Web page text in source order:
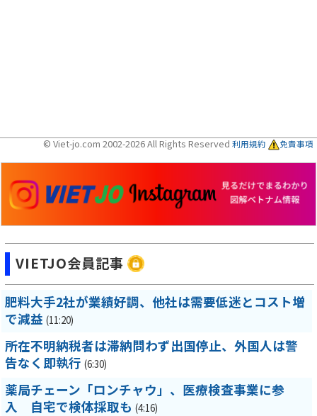
© Viet-jo.com 2002-2026 All Rights Reserved 利用規約 免責事項
VIETJO会員記事
肥料大手2社が業績好調、他社は需要低迷とコスト増
で減益 (11:20)
所在不明納税者は滞納問わず出国停止、外国人は警
告なく即執行 (6:30)
薬局チェーン「ロンチャウ」、医療検査事業に参
入 自宅で検体採取も (4:16)